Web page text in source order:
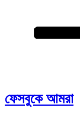
ফেসবুকে আমরা